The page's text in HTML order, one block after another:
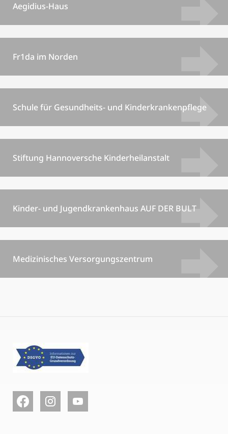
Aegidius-Haus
Fr1da im Norden
Schule für Gesundheits- und Kinderkrankenpflege
Stiftung Hannoversche Kinderheilanstalt
Kinder- und Jugendkrankenhaus AUF DER BULT
Medizinisches Versorgungszentrum